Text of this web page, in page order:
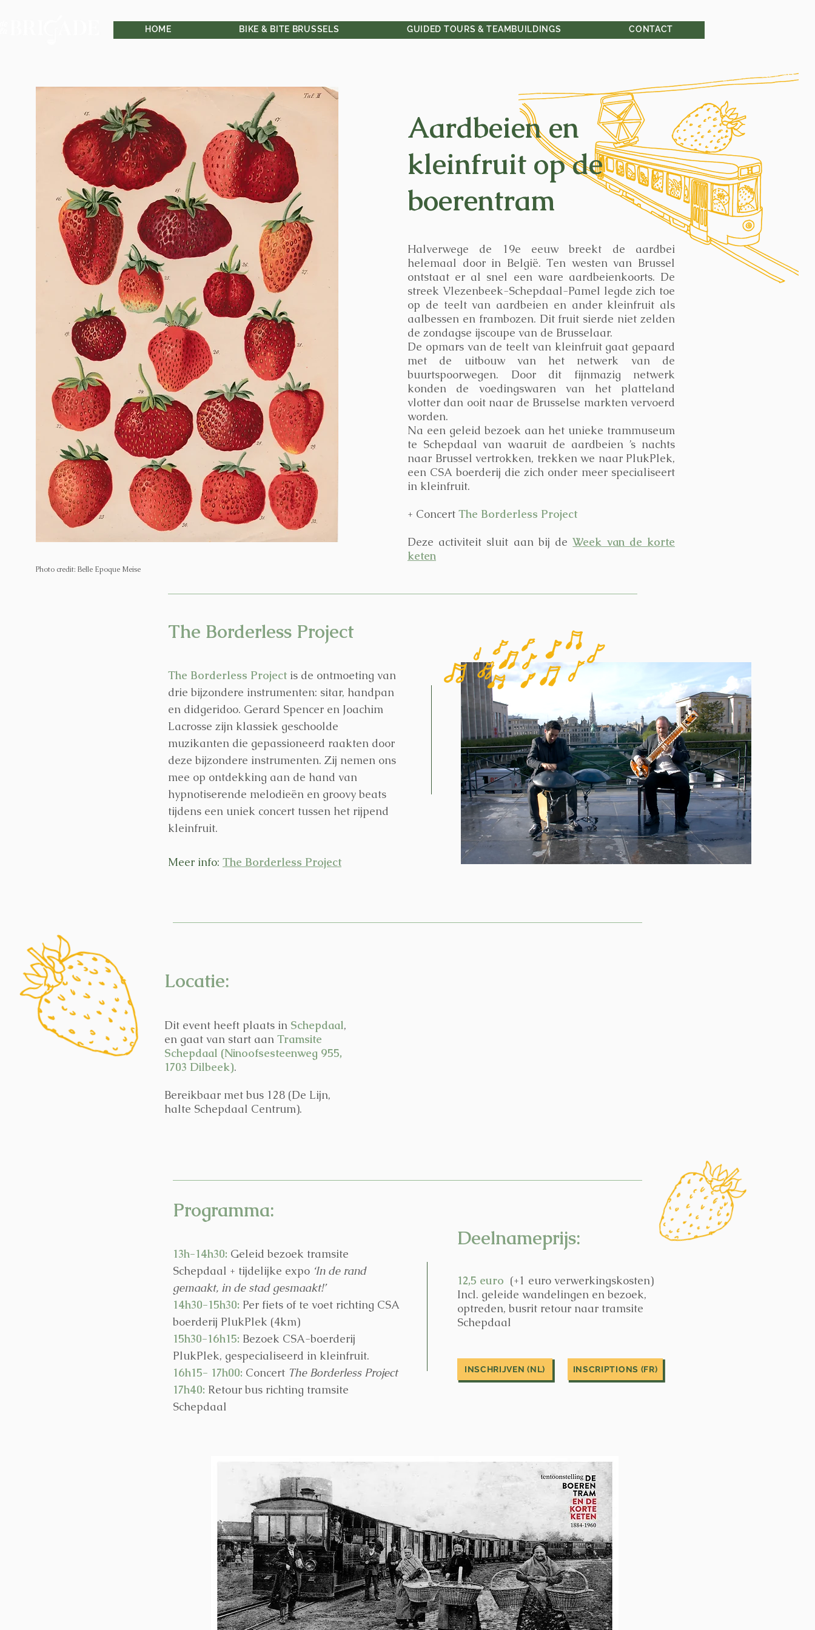
HOME BIKE & BITE BRUSSELS GUIDED TOURS & TEAMBUILDINGS CONTACT
Halverwege de 19e eeuw breekt de aardbei
helemaal door in België. Ten westen van Brussel
ontstaat er al snel een ware aardbeienkoorts. De
streek Vlezenbeek-Schepdaal-Pamel legde zich toe
op de teelt van aardbeien en ander kleinfruit als
aalbessen en frambozen. Dit fruit sierde niet zelden
de zondagse ijscoupe van de Brusselaar.
De opmars van de teelt van kleinfruit gaat gepaard
met de uitbouw van het netwerk van de
buurtspoorwegen. Door dit fijnmazig netwerk
konden de voedingswaren van het platteland
vlotter dan ooit naar de Brusselse markten vervoerd
worden.
Na een geleid bezoek aan het unieke trammuseum
te Schepdaal van waaruit de aardbeien ’s nachts
naar Brussel vertrokken, trekken we naar PlukPlek,
een CSA boerderij die zich onder meer specialiseert
in kleinfruit.
+ Concert The Borderless Project
Deze activiteit sluit aan bij deWeek van de korte
keten
Aardbeien en
kleinfruit op de
boerentram
Photo credit: Belle Epoque Meise
The Borderless Project
The Borderless Project is de ontmoeting van
drie bijzondere instrumenten: sitar, handpan
en didgeridoo. Gerard Spencer en Joachim
Lacrosse zijn klassiek geschoolde
muzikanten die gepassioneerd raakten door
deze bijzondere instrumenten. Zij nemen ons
mee op ontdekking aan de hand van
hypnotiserende melodieën en groovy beats
tijdens een uniek concert tussen het rijpend
kleinfruit.
Meer info: The Borderless Project
Locatie:
Dit event heeft plaats in Schepdaal,
en gaat van start aan Tramsite
Schepdaal (Ninoofsesteenweg 955,
1703 Dilbeek).
Bereikbaar met bus 128 (De Lijn,
halte Schepdaal Centrum).
Programma:
13h-14h30: Geleid bezoek tramsite
Schepdaal + tijdelijke expo ‘In de rand
gemaakt, in de stad gesmaakt!’
14h30-15h30: Per fiets of te voet richting CSA
boerderij PlukPlek (4km)
15h30-16h15: Bezoek CSA-boerderij
PlukPlek, gespecialiseerd in kleinfruit.
16h15- 17h00: Concert The Borderless Project
17h40: Retour bus richting tramsite
Schepdaal
Deelnameprijs:
12,5 euro (+1 euro verwerkingskosten)
Incl. geleide wandelingen en bezoek,
optreden, busrit retour naar tramsite
Schepdaal
INSCHRIJVEN (NL) INSCRIPTIONS (FR)